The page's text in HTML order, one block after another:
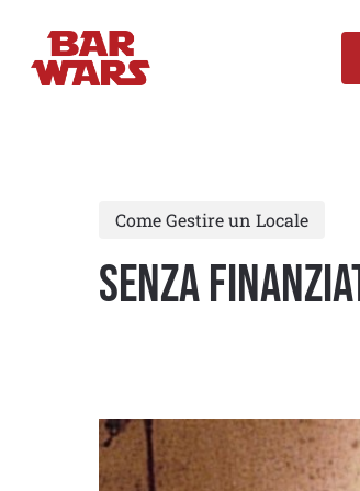
main
Come Gestire un Locale
Senza